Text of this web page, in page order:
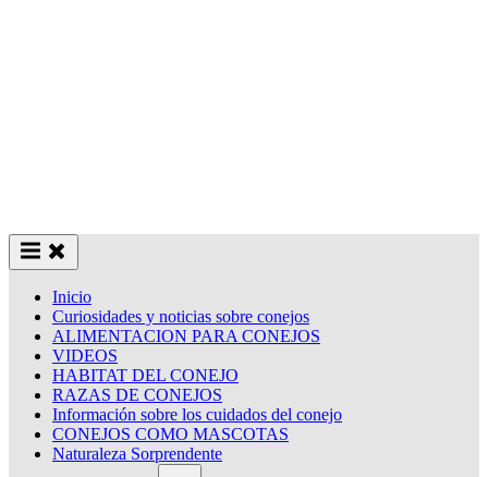
Inicio
Curiosidades y noticias sobre conejos
ALIMENTACION PARA CONEJOS
VIDEOS
HABITAT DEL CONEJO
RAZAS DE CONEJOS
Información sobre los cuidados del conejo
CONEJOS COMO MASCOTAS
Naturaleza Sorprendente